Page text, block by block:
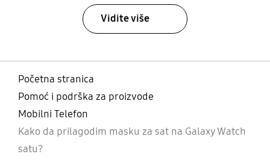
Vidite više
Početna stranica
Pomoć i podrška za proizvode
Mobilni Telefon
Kako da prilagodim masku za sat na Galaxy Watch
satu?